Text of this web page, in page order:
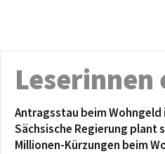
Leserinnen
Antragsstau beim Wohngeld
Sächsische Regierung plant
Millionen-Kürzungen beim